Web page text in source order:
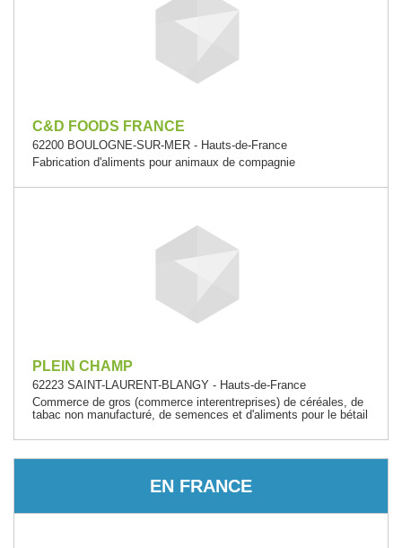
C&D FOODS FRANCE
62200 BOULOGNE-SUR-MER - Hauts-de-France
Fabrication d'aliments pour animaux de compagnie
PLEIN CHAMP
62223 SAINT-LAURENT-BLANGY - Hauts-de-France
Commerce de gros (commerce interentreprises) de céréales, de
tabac non manufacturé, de semences et d'aliments pour le bétail
EN FRANCE